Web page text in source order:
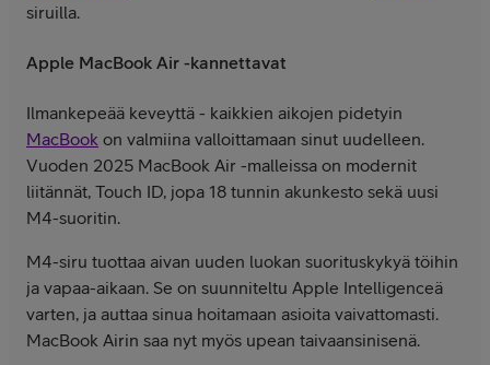
siruilla.
Apple MacBook Air -kannettavat
Ilmankepeää keveyttä - kaikkien aikojen pidetyin
MacBook on valmiina valloittamaan sinut uudelleen.
Vuoden 2025 MacBook Air -malleissa on modernit
liitännät, Touch ID, jopa 18 tunnin akunkesto sekä uusi
M4-suoritin.
M4-siru tuottaa aivan uuden luokan suoritus­kykyä töihin
ja vapaa-aikaan. Se on suunniteltu Apple Intelligenceä
varten, ja auttaa sinua hoitamaan asioita vaivattomasti.
MacBook Airin saa nyt myös upean taivaan­sinisenä.